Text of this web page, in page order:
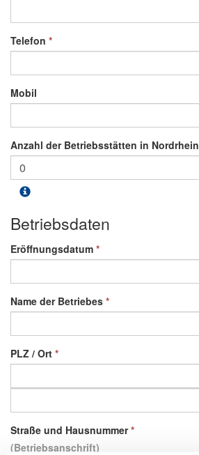
Telefon *
Mobil
Anzahl der Betriebsstätten in Nordrhein
Betriebsdaten
Eröffnungsdatum *
Name der Betriebes *
PLZ / Ort *
Straße und Hausnummer*
(Betriebsanschrift)